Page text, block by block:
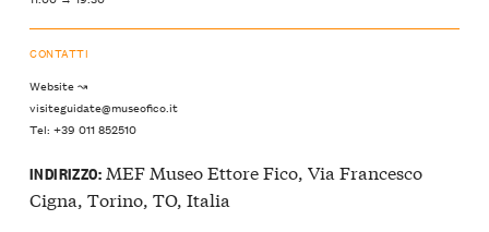
CONTATTI
Website ↝
visiteguidate@museofico.it
Tel: +39 011 852510
INDIRIZZO:MEF Museo Ettore Fico, Via Francesco
Cigna, Torino, TO, Italia